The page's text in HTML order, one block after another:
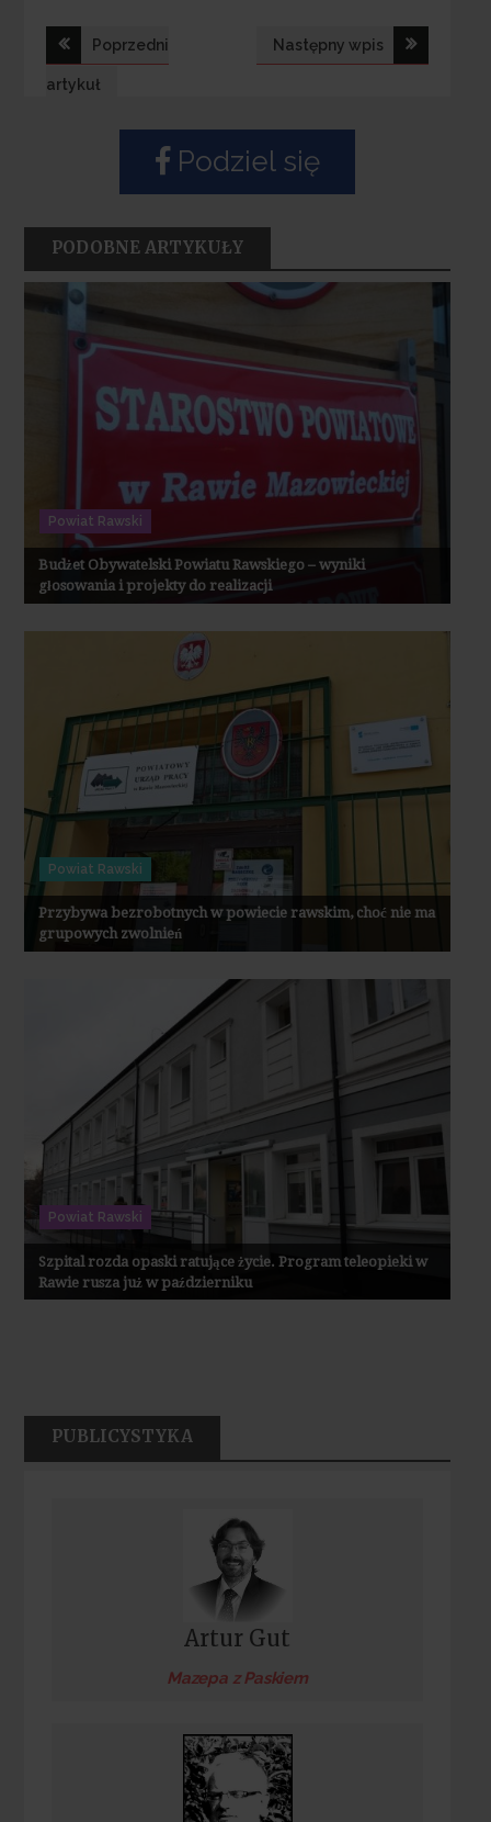
Nawigacja
wpisu
Poprzedni
artykuł
Następny wpis
Podziel się
PODOBNE ARTYKUŁY
Powiat Rawski
Budżet Obywatelski Powiatu Rawskiego – wyniki
głosowania i projekty do realizacji
Powiat Rawski
Przybywa bezrobotnych w powiecie rawskim, choć nie ma
grupowych zwolnień
Powiat Rawski
Szpital rozda opaski ratujące życie. Program teleopieki w
Rawie rusza już w październiku
PUBLICYSTYKA
Artur Gut
Mazepa z Paskiem